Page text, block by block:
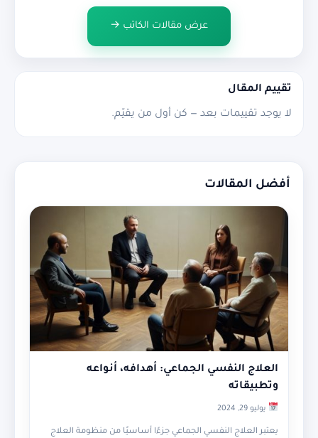
عرض مقالات الكاتب →
تقييم المقال
لا يوجد تقييمات بعد — كن أول من يقيّم.
أفضل المقالات
العلاج النفسي الجماعي: أهدافه، أنواعه
وتطبيقاته
يوليو 29, 2024
يعتبر العلاج النفسي الجماعي جزءًا أساسيًا من منظومة العلاج